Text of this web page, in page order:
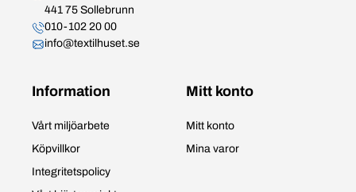
441 75 Sollebrunn
010-102 20 00
info@textilhuset.se
Information
Vårt miljöarbete
Köpvillkor
Integritetspolicy
Mitt konto
Mitt konto
Mina varor